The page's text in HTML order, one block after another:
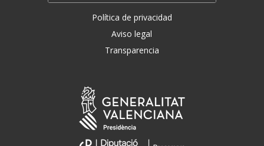
Política de privacidad
Aviso legal
Transparencia